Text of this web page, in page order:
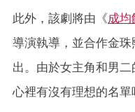
此外，該劇將由《成均
導演執導，並合作金
出。由於女主角和男
心裡有沒有理想的名